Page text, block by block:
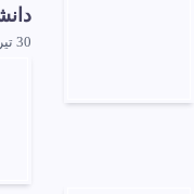
30 تیر 1405